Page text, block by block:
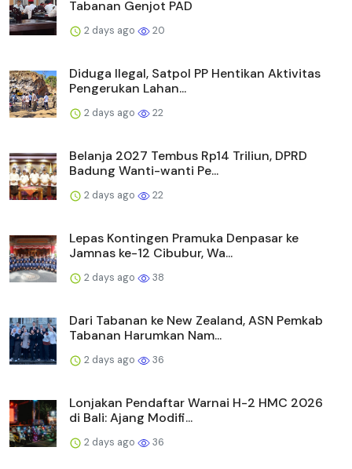
Tabanan Genjot PAD
2 days ago 20
Diduga Ilegal, Satpol PP Hentikan Aktivitas
Pengerukan Lahan...
2 days ago 22
Belanja 2027 Tembus Rp14 Triliun, DPRD
Badung Wanti-wanti Pe...
2 days ago 22
Lepas Kontingen Pramuka Denpasar ke
Jamnas ke-12 Cibubur, Wa...
2 days ago 38
Dari Tabanan ke New Zealand, ASN Pemkab
Tabanan Harumkan Nam...
2 days ago 36
Lonjakan Pendaftar Warnai H-2 HMC 2026
di Bali: Ajang Modifi...
2 days ago 36